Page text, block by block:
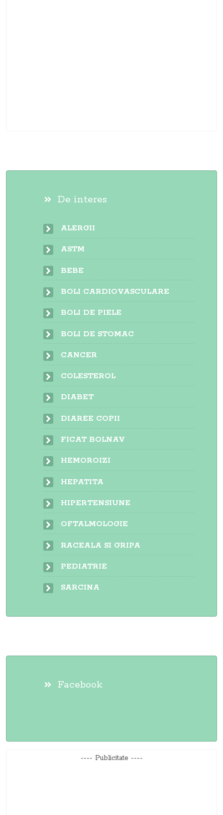
De interes
ALERGII
ASTM
BEBE
BOLI CARDIOVASCULARE
BOLI DE PIELE
BOLI DE STOMAC
CANCER
COLESTEROL
DIABET
DIAREE COPII
FICAT BOLNAV
HEMOROIZI
HEPATITA
HIPERTENSIUNE
OFTALMOLOGIE
RACEALA SI GRIPA
PEDIATRIE
SARCINA
Facebook
---- Publicitate ----